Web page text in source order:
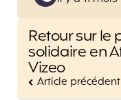
Post
navigation
Retour sur
solidaire en
Vizeo
Article précédent